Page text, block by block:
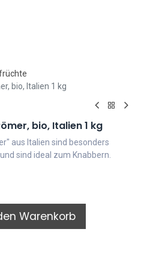
bio, Italien 1 kg
bio, Italien 1 kg
aus Italien sind besonders
sind ideal zum Knabbern.
Warenkorb